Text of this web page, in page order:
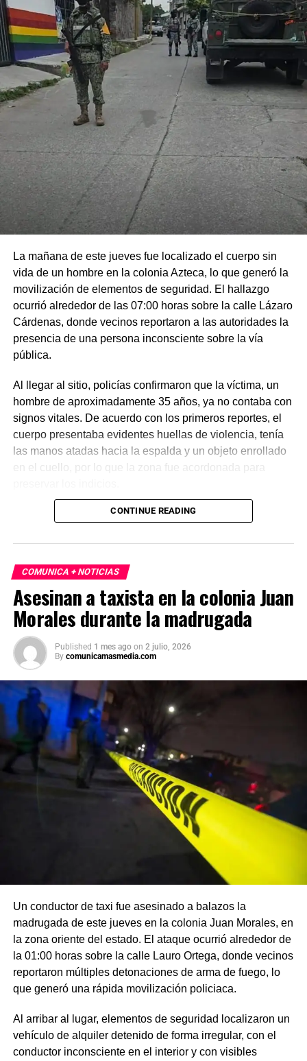
La mañana de este jueves fue localizado el cuerpo sin
vida de un hombre en la colonia Azteca, lo que generó la
movilización de elementos de seguridad. El hallazgo
ocurrió alrededor de las 07:00 horas sobre la calle Lázaro
Cárdenas, donde vecinos reportaron a las autoridades la
presencia de una persona inconsciente sobre la vía
pública.
Al llegar al sitio, policías confirmaron que la víctima, un
hombre de aproximadamente 35 años, ya no contaba con
signos vitales. De acuerdo con los primeros reportes, el
cuerpo presentaba evidentes huellas de violencia, tenía
las manos atadas hacia la espalda y un objeto enrollado
en el cuello, por lo que la zona fue acordonada para
Las primeras investigaciones apuntan a que el hombre
madrugada. Personal de la Fiscalía y del Servicio Médico
Forense realizó el levantamiento del cuerpo e inició la
carpeta de investigación correspondiente para esclarecer
este homicidio.
CONTINUE READING
COMUNICA + NOTICIAS
Asesinan a taxista en la colonia Juan
Morales durante la madrugada
Published 1 mes ago on 2 julio, 2026
By comunicamasmedia.com
Un conductor de taxi fue asesinado a balazos la
madrugada de este jueves en la colonia Juan Morales, en
la zona oriente del estado. El ataque ocurrió alrededor de
la 01:00 horas sobre la calle Lauro Ortega, donde vecinos
reportaron múltiples detonaciones de arma de fuego, lo
que generó una rápida movilización policiaca.
Al arribar al lugar, elementos de seguridad localizaron un
vehículo de alquiler detenido de forma irregular, con el
conductor inconsciente en el interior y con visibles